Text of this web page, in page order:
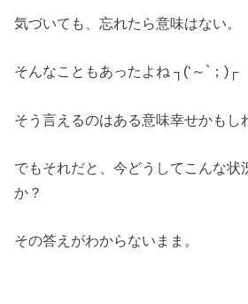
気づいても、忘れたら意味はない。
そんなこともあったよね ┐(‘～`；)┌
そう言えるのはある意味幸せかもし
でもそれだと、今どうしてこんな状
か？
その答えがわからないまま。